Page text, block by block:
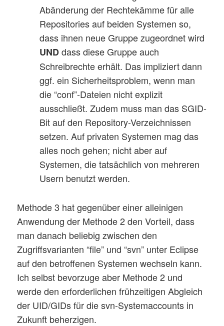
Abänderung der Rechtekämme für alle
Repositories auf beiden Systemen so,
dass ihnen neue Gruppe zugeordnet wird
UNDdass diese Gruppe auch
Schreibrechte erhält. Das impliziert dann
ggf. ein Sicherheitsproblem, wenn man
die “conf”-Dateien nicht explizit
ausschließt. Zudem muss man das SGID-
Bit auf den Repository-Verzeichnissen
setzen. Auf privaten Systemen mag das
alles noch gehen; nicht aber auf
Systemen, die tatsächlich von mehreren
Usern benutzt werden.
Methode 3 hat gegenüber einer alleinigen
Anwendung der Methode 2 den Vorteil, dass
man danach beliebig zwischen den
Zugriffsvarianten “file” und “svn” unter Eclipse
auf den betroffenen Systemen wechseln kann.
Ich selbst bevorzuge aber Methode 2 und
werde den erforderlichen frühzeitigen Abgleich
der UID/GIDs für die svn-Systemaccounts in
Zukunft beherzigen.